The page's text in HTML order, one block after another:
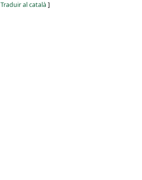
Traduir al català ]